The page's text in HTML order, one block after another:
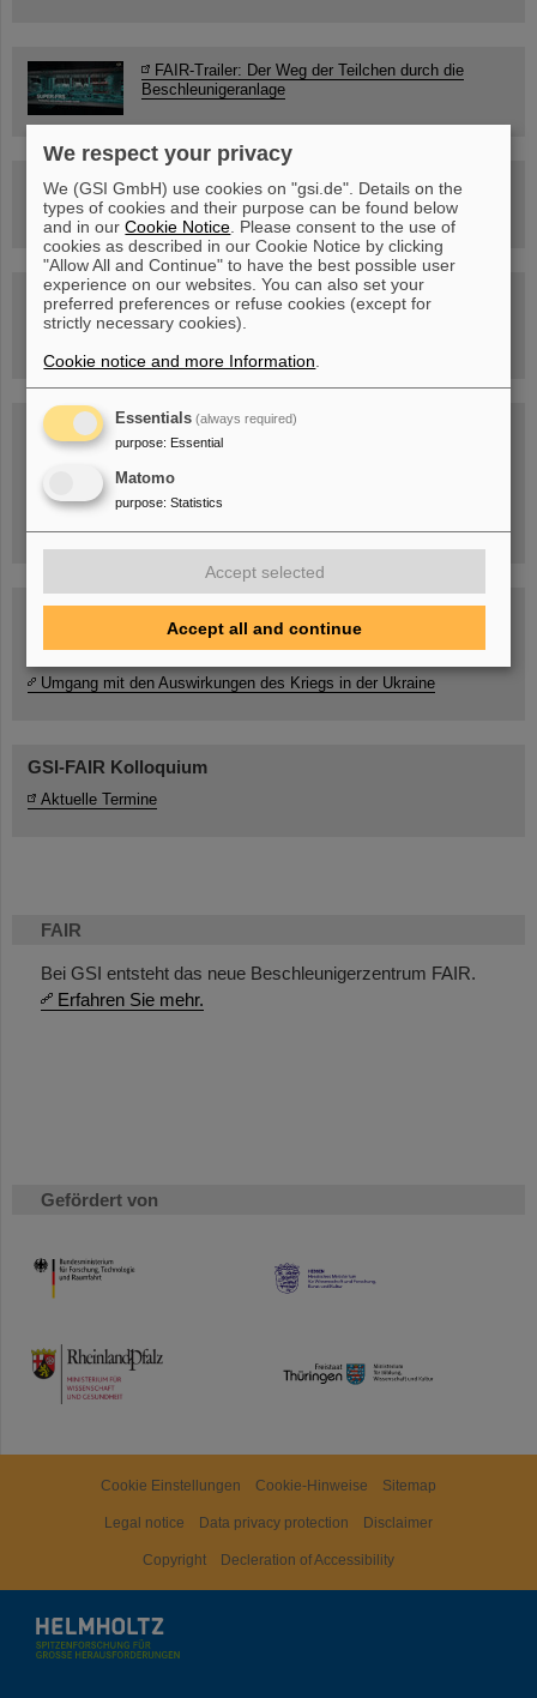
FAIR
Bei GSI entsteht das neue Beschleunigerzentrum FAIR.
Erfahren Sie mehr.
Gefördert von
HMWK
TMWWDG
FAIR-Trailer: Der Weg der Teilchen durch die
Beschleunigeranlage
Rundflug über die FAIR-Baustelle
Besichtigung von GSI/FAIR –
jetzt Termin buchen!
Blog Beam On
Umgang mit den Auswirkungen des Kriegs in der Ukraine
GSI-FAIR Kolloquium
Aktuelle Termine
Cookie Einstellungen Cookie-Hinweise Sitemap
Legal notice Data privacy protection Disclaimer
Copyright Decleration of Accessibility
We respect your privacy
We (GSI GmbH) use cookies on "gsi.de". Details on the
types of cookies and their purpose can be found below
and in ourCookie Notice . Please consent to the use of
cookies as described in our Cookie Notice by clicking
"Allow All and Continue" to have the best possible user
experience on our websites. You can also set your
preferred preferences or refuse cookies (except for
strictly necessary cookies).
Cookie notice and more Information
Essentials (always required)
purpose: Essential
Matomo
purpose: Statistics
Accept selected
Accept all and continue